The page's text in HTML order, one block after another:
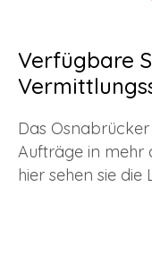
Verfügbare
Das
Aufträge in mehr
hier sehen sie die